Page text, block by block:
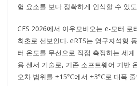
험 요소를 보다 정확하게 인식할 수 있
CES 2026에서 아우모비오는 e-모터 로
최초로 선보인다. eRTS는 영구자석형
터 온도를 무선으로 직접 측정하는 세
용 센서 기술로, 기존 소프트웨어 기반
오차 범위를 ±15°C에서 ±3°C로 대폭